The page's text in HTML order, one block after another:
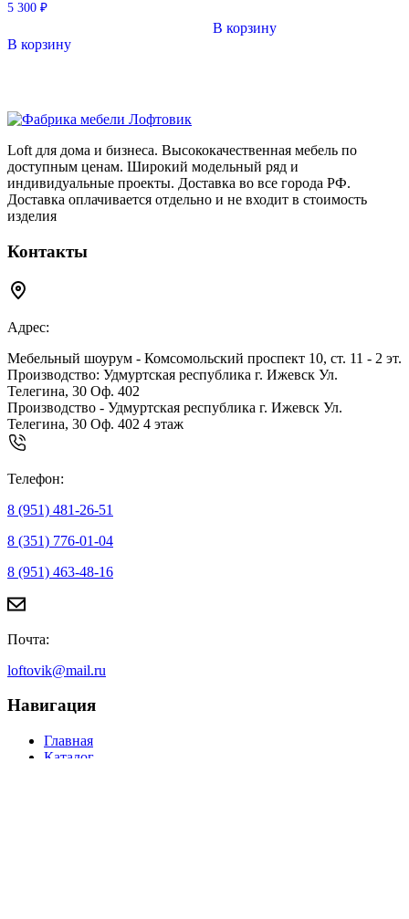
5 300 ₽
В корзину
В корзину
Loft для дома и бизнеса. Высококачественная мебель по
доступным ценам. Широкий модельный ряд и
индивидуальные проекты. Доставка во все города РФ.
Доставка оплачивается отдельно и не входит в стоимость
изделия
Контакты
Адрес:
Мебельный шоурум - Комсомольский проспект 10, ст. 11 - 2 эт.
Производство: Удмуртская республика г. Ижевск Ул.
Телегина, 30 Оф. 402
Производство - Удмуртская республика г. Ижевск Ул.
Телегина, 30 Оф. 402 4 этаж
Телефон:
8 (951) 481-26-51
8 (351) 776-01-04
8 (951) 463-48-16
Почта:
loftovik@mail.ru
Навигация
Главная
Каталог